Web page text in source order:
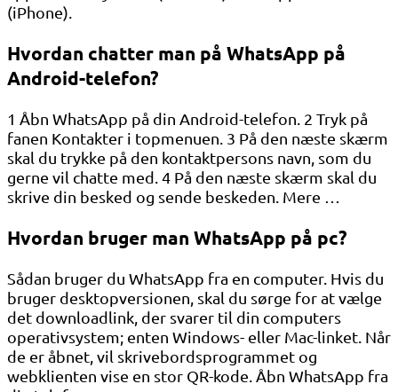
(iPhone).
Hvordan chatter man på WhatsApp på
Android-telefon?
1 Åbn WhatsApp på din Android-telefon. 2 Tryk på
fanen Kontakter i topmenuen. 3 På den næste skærm
skal du trykke på den kontaktpersons navn, som du
gerne vil chatte med. 4 På den næste skærm skal du
skrive din besked og sende beskeden. Mere …
Hvordan bruger man WhatsApp på pc?
Sådan bruger du WhatsApp fra en computer. Hvis du
bruger desktopversionen, skal du sørge for at vælge
det downloadlink, der svarer til din computers
operativsystem; enten Windows- eller Mac-linket. Når
de er åbnet, vil skrivebordsprogrammet og
webklienten vise en stor QR-kode. Åbn WhatsApp fra